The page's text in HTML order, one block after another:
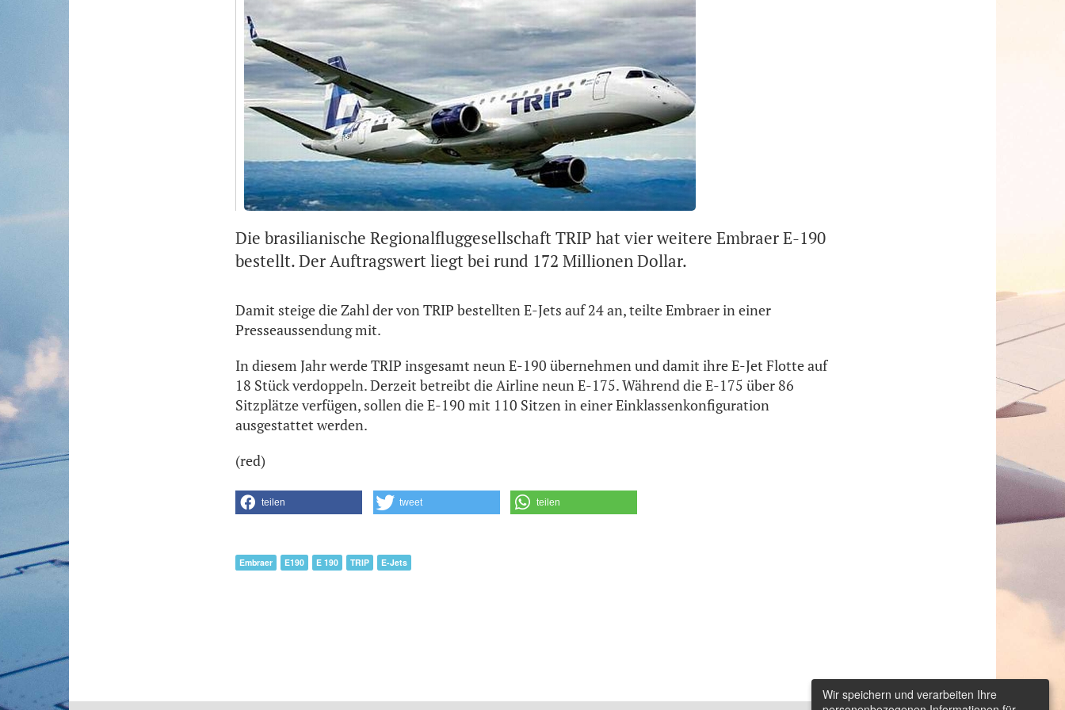
Die brasilianische Regionalfluggesellschaft TRIP hat vier weitere Embraer E-190
bestellt. Der Auftragswert liegt bei rund 172 Millionen Dollar.
Damit steige die Zahl der von TRIP bestellten E-Jets auf 24 an, teilte Embraer in einer
Presseaussendung mit.
In diesem Jahr werde TRIP insgesamt neun E-190 übernehmen und damit ihre E-Jet Flotte auf
18 Stück verdoppeln. Derzeit betreibt die Airline neun E-175. Während die E-175 über 86
Sitzplätze verfügen, sollen die E-190 mit 110 Sitzen in einer Einklassenkonfiguration
ausgestattet werden.
(red)
teilen tweet teilen
Embraer E190 E 190 TRIP E-Jets
Wir speichern und verarbeiten Ihre